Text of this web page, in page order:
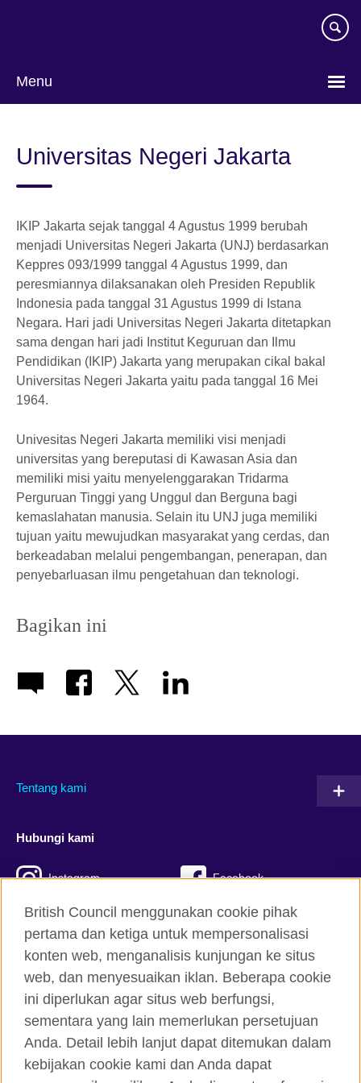
Menu
Universitas Negeri Jakarta
IKIP Jakarta sejak tanggal 4 Agustus 1999 berubah
menjadi Universitas Negeri Jakarta (UNJ) berdasarkan
Keppres 093/1999 tanggal 4 Agustus 1999, dan
peresmiannya dilaksanakan oleh Presiden Republik
Indonesia pada tanggal 31 Agustus 1999 di Istana
Negara. Hari jadi Universitas Negeri Jakarta ditetapkan
sama dengan hari jadi Institut Keguruan dan Ilmu
Pendidikan (IKIP) Jakarta yang merupakan cikal bakal
Universitas Negeri Jakarta yaitu pada tanggal 16 Mei
1964.
Univesitas Negeri Jakarta memiliki visi menjadi
universitas yang bereputasi di Kawasan Asia dan
memiliki misi yaitu menyelenggarakan Tridarma
Perguruan Tinggi yang Unggul dan Berguna bagi
kemaslahatan manusia. Selain itu UNJ juga memiliki
tujuan yaitu mewujudkan masyarakat yang cerdas, dan
berkeadaban melalui pengembangan, penerapan, dan
penyebarluasan ilmu pengetahuan dan teknologi.
Bagikan ini
Tentang kami
Hubungi kami
Instagram Facebook
Twitter TikTok
British Council global
Kerahasiaan dan Ketentuan
Cookie
Peta situs
British Council menggunakan cookie pihak
pertama dan ketiga untuk mempersonalisasi
konten web, menganalisis kunjungan ke situs
web, dan menyesuaikan iklan. Beberapa cookie
ini diperlukan agar situs web berfungsi,
sementara yang lain memerlukan persetujuan
Anda. Detail lebih lanjut dapat ditemukan dalam
kebijakan cookie kami dan Anda dapat